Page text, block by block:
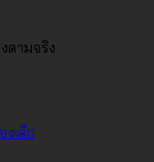
ตามจริง
งเด็ก